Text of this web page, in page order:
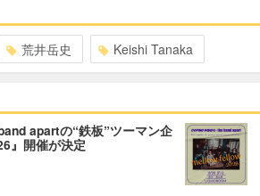
荒井岳史 Keishi Tanaka
apartの“鉄板”ツーマン企
』開催が決定